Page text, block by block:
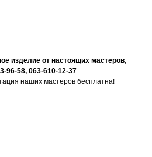
изделие от настоящих мастеров,
96-58, 063-610-12-37
наших мастеров бесплатна!